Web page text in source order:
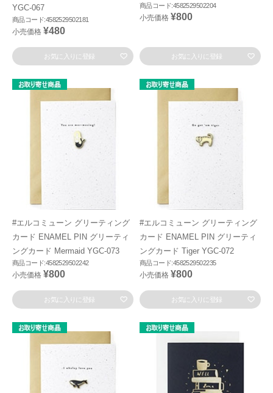
YGC-067
商品コード:4582529502181
小売価格 ¥480
お気に入りに登録
商品コード:4582529502204
小売価格 ¥800
お気に入りに登録
#エルコミューン グリーティング
カード ENAMEL PIN グリーティ
ングカード Mermaid YGC-073
商品コード:4582529502242
小売価格 ¥800
お気に入りに登録
#エルコミューン グリーティング
カード ENAMEL PIN グリーティ
ングカード Tiger YGC-072
商品コード:4582529502235
小売価格 ¥800
お気に入りに登録